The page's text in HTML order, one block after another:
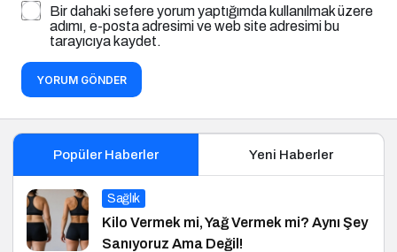
Bir dahaki sefere yorum yaptığımda kullanılmak üzere
adımı, e-posta adresimi ve web site adresimi bu
tarayıcıya kaydet.
YORUM GÖNDER
Popüler Haberler Yeni Haberler
Sağlık
Kilo Vermek mi, Yağ Vermek mi? Aynı Şey
Sanıyoruz Ama Değil!